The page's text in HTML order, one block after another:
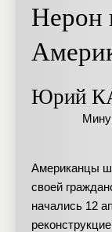
Нерон
Юрий
Американцы
своей
начались 12